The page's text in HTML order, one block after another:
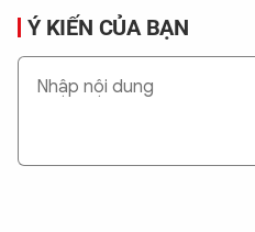
Ý KIẾN CỦA BẠN